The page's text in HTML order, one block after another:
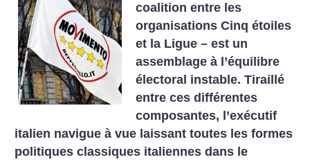
coalition entre les
organisations Cinq étoiles
et la Ligue – est un
assemblage à l’équilibre
électoral instable. Tiraillé
entre ces différentes
composantes, l’exécutif
italien navigue à vue laissant toutes les formes
politiques classiques italiennes dans le